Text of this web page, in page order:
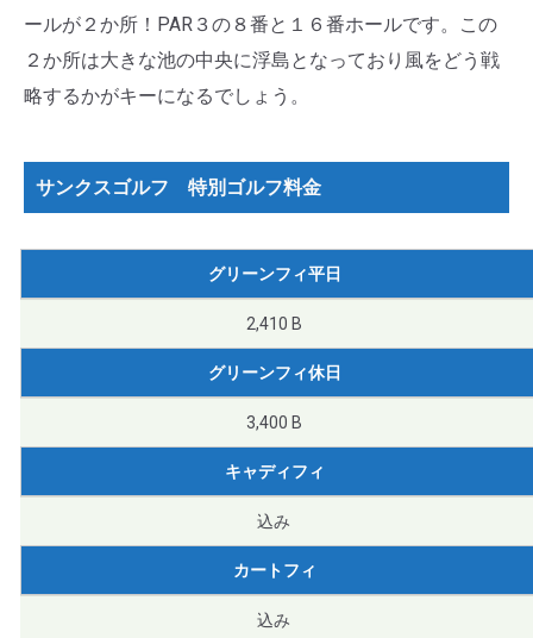
ールが２か所！PAR３の８番と１６番ホールです。この
２か所は大きな池の中央に浮島となっており風をどう戦
略するかがキーになるでしょう。
サンクスゴルフ 特別ゴルフ料金
グリーンフィ平日
2,410 B
グリーンフィ休日
3,400 B
キャディフィ
込み
カートフィ
込み